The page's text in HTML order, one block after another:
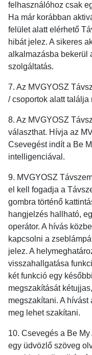
felhasználóhoz csak
Ha már korábban
felület alatt elérhető
hibát jelez. A sikeres
alkalmazásba bekerül
szolgáltatás.
7. Az MVGYOSZ
/ csoportok alatt találja
8. Az MVGYOSZ
választhat. Hívja az
Csevegést indít a Be
intelligenciával.
9. MVGYOSZ
el kell fogadja a
gombra történő
hangjelzés hallható,
operátor. A hívás
kapcsolni a
jelez. A
visszahallgatása
két funkció egy
megszakítását
megszakítani. A hívást
meg lehet szakítani.
10. Csevegés a Be
egy üdvözlő szöveg